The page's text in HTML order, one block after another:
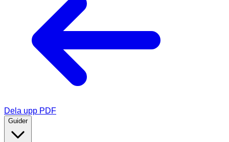
Dela upp PDF
Guider